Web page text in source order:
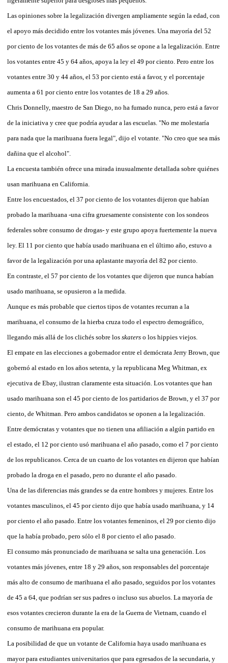
Las opiniones sobre la legalización divergen ampliamente según la edad, con
el apoyo más decidido entre los votantes más jóvenes. Una mayoría del 52
por ciento de los votantes de más de 65 años se opone a la legalización. Entre
los votantes entre 45 y 64 años, apoya la ley el 49 por ciento. Pero entre los
votantes entre 30 y 44 años, el 53 por ciento está a favor, y el porcentaje
aumenta a 61 por ciento entre los votantes de 18 a 29 años.
Chris Donnelly, maestro de San Diego, no ha fumado nunca, pero está a favor
de la iniciativa y cree que podría ayudar a las escuelas. "No me molestaría
para nada que la marihuana fuera legal", dijo el votante. "No creo que sea más
dañina que el alcohol".
La encuesta también ofrece una mirada inusualmente detallada sobre quiénes
usan marihuana en California.
Entre los encuestados, el 37 por ciento de los votantes dijeron que habían
probado la marihuana -una cifra gruesamente consistente con los sondeos
federales sobre consumo de drogas- y este grupo apoya fuertemente la nueva
ley. El 11 por ciento que había usado marihuana en el último año, estuvo a
favor de la legalización por una aplastante mayoría del 82 por ciento.
En contraste, el 57 por ciento de los votantes que dijeron que nunca habían
usado marihuana, se opusieron a la medida.
Aunque es más probable que ciertos tipos de votantes recurran a la
marihuana, el consumo de la hierba cruza todo el espectro demográfico,
llegando más allá de los clichés sobre los skaters o los hippies viejos.
El empate en las elecciones a gobernador entre el demócrata Jerry Brown, que
gobernó al estado en los años setenta, y la republicana Meg Whitman, ex
ejecutiva de Ebay, ilustran claramente esta situación. Los votantes que han
usado marihuana son el 45 por ciento de los partidarios de Brown, y el 37 por
ciento, de Whitman. Pero ambos candidatos se oponen a la legalización.
Entre demócratas y votantes que no tienen una afiliación a algún partido en
el estado, el 12 por ciento usó marihuana el año pasado, como el 7 por ciento
de los republicanos. Cerca de un cuarto de los votantes en dijeron que habían
probado la droga en el pasado, pero no durante el año pasado.
Una de las diferencias más grandes se da entre hombres y mujeres. Entre los
votantes masculinos, el 45 por ciento dijo que había usado marihuana, y 14
por ciento el año pasado. Entre los votantes femeninos, el 29 por ciento dijo
que la había probado, pero sólo el 8 por ciento el año pasado.
El consumo más pronunciado de marihuana se salta una generación. Los
votantes más jóvenes, entre 18 y 29 años, son responsables del porcentaje
más alto de consumo de marihuana el año pasado, seguidos por los votantes
de 45 a 64, que podrían ser sus padres o incluso sus abuelos. La mayoría de
esos votantes crecieron durante la era de la Guerra de Vietnam, cuando el
consumo de marihuana era popular.
La posibilidad de que un votante de California haya usado marihuana es
mayor para estudiantes universitarios que para egresados de la secundaria, y